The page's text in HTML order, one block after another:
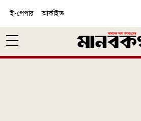
ই-পেপার আর্কাইভ